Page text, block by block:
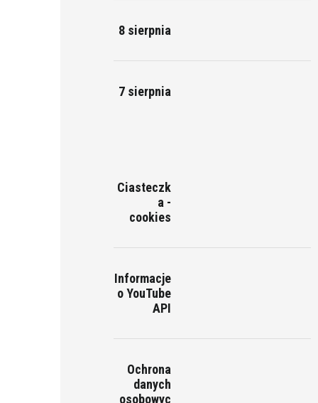
8 sierpnia
7 sierpnia
Ciasteczk
a -
cookies
Informacje
o YouTube
API
Ochrona
danych
osobowyc